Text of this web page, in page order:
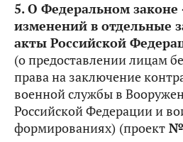
5.О Федеральном законе
изменений в отдельные
акты Российской
(о предоставлении лицам
права на заключение
военной службы в
Российской Федерации и
формированиях) (проект №